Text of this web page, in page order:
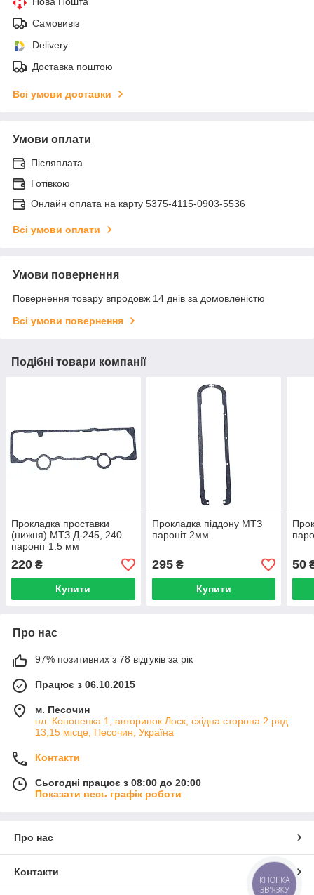
Самовивіз
Delivery
Доставка поштою
Всі умови доставки
Умови оплати
Післяплата
Готівкою
Онлайн оплата на карту 5375-4115-0903-5536
Всі умови оплати
Умови повернення
Повернення товару впродовж 14 днів за домовленістю
Всі умови повернення
Подібні товари компанії
Прокладка проставки
(нижня) МТЗ Д-245, 240
пароніт 1.5 мм
220 ₴
Купити
Прокладка піддону МТЗ
пароніт 2мм
295₴
Купити
50
Про нас
97% позитивних з 78 відгуків за рік
Працює з 06.10.2015
м. Песочин
пл. Кононенка 1, авторинок Лоск, східна сторона 2 ряд
13,15 місце, Песочин, Україна
Контакти
Сьогодні працює з 08:00 до 20:00
Показати весь графік роботи
Про нас
Контакти
КНОПКА
ЗВ'ЯЗКУ